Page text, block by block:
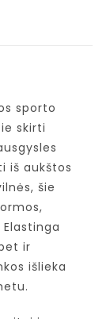
sporto
skirti
iš aukštos
šie
ir
išlieka